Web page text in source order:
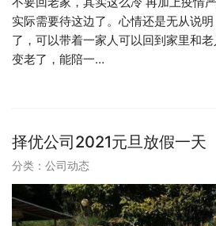
实际需要待这边了。心情还是无从说
了，可以带着一家人可以回到家里和
变老了，能陪一…
择优公司2021元旦放假一天
分类： 公司动态